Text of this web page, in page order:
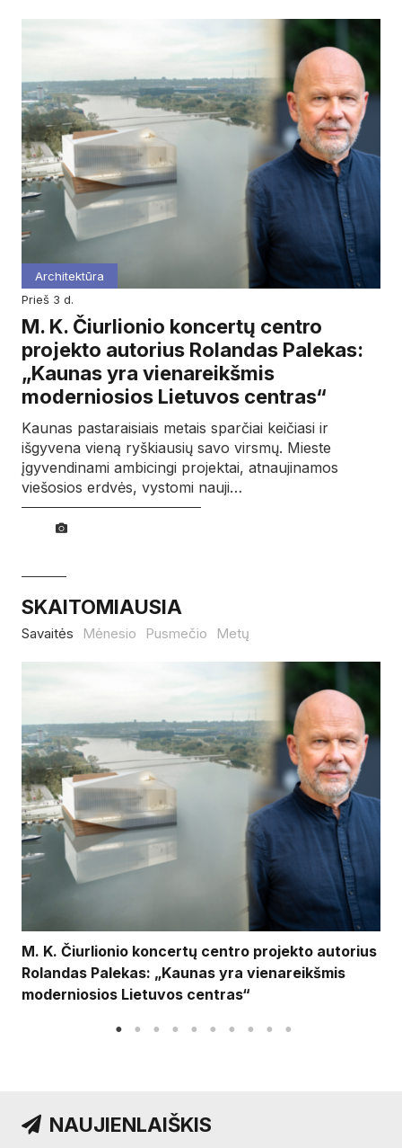
Architektūra
prieš 3 d.
M. K. Čiurlionio koncertų centro
projekto autorius Rolandas Palekas:
„Kaunas yra vienareikšmis
moderniosios Lietuvos centras“
Kaunas pastaraisiais metais sparčiai keičiasi ir
išgyvena vieną ryškiausių savo virsmų. Mieste
įgyvendinami ambicingi projektai, atnaujinamos
viešosios erdvės, vystomi nauji…
SKAITOMIAUSIA
Savaitės Mėnesio Pusmečio Metų
M. K. Čiurlionio koncertų centro projekto autorius
Rolandas Palekas: „Kaunas yra vienareikšmis
moderniosios Lietuvos centras“
NAUJIENLAIŠKIS